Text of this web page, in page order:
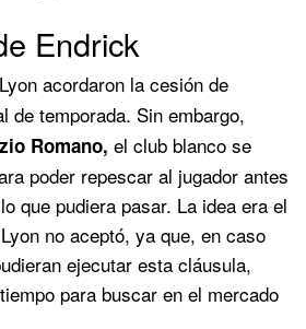
Endrick
acordaron la cesión de
de temporada. Sin embargo,
Romano, el club blanco se
poder repescar al jugador antes
que pudiera pasar. La idea era el
no aceptó, ya que, en caso
ejecutar esta cláusula,
para buscar en el mercado